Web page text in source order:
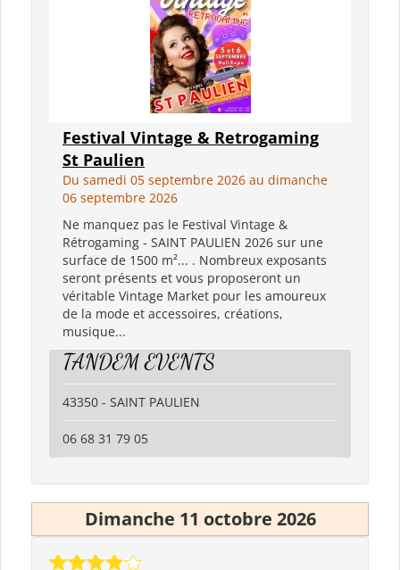
Festival Vintage & Retrogaming
St Paulien
Du samedi 05 septembre 2026 au dimanche
06 septembre 2026
Ne manquez pas le Festival Vintage &
Rétrogaming - SAINT PAULIEN 2026 sur une
surface de 1500 m²... . Nombreux exposants
seront présents et vous proposeront un
véritable Vintage Market pour les amoureux
de la mode et accessoires, créations,
musique...
TANDEM EVENTS
43350 - SAINT PAULIEN
06 68 31 79 05
Dimanche 11 octobre 2026